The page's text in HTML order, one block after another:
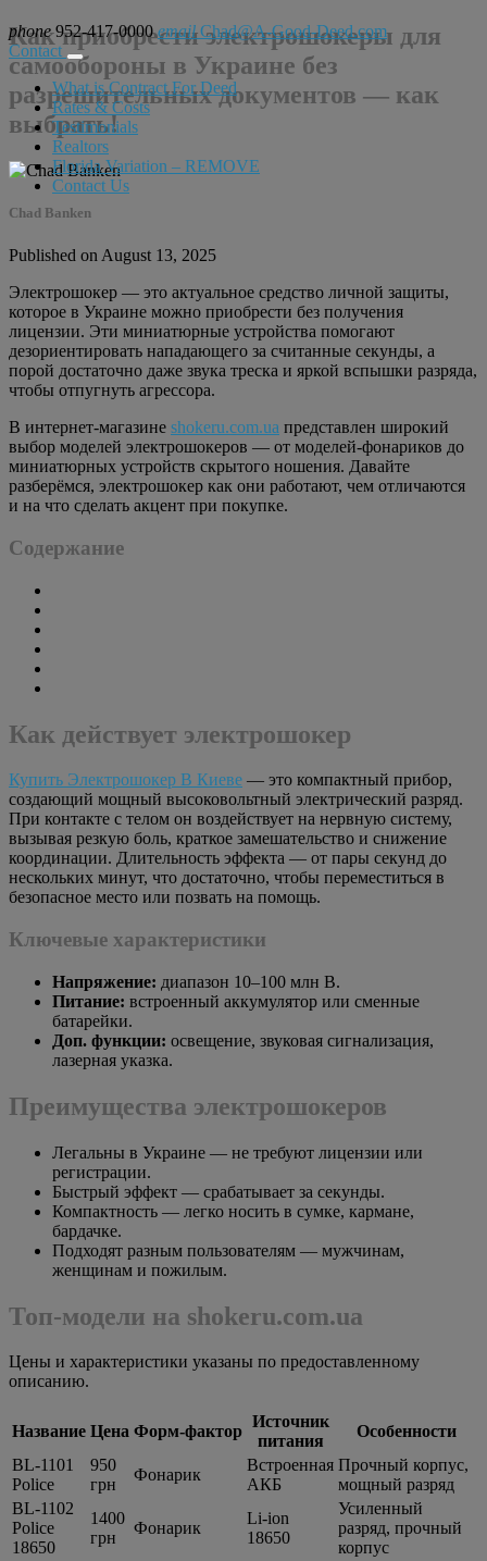
phone 952-417-0000email Chad@A-Good-Deed.com
Contact
What is Contract For Deed
Rates & Costs
Testimonials
Realtors
Florida Variation – REMOVE
Contact Us
Как приобрести электрошокеры для
самообороны в Украине без
разрешительных документов — как
выбрать!
Chad Banken
Published on August 13, 2025
Электрошокер — это актуальное средство личной защиты,
которое в Украине можно приобрести без получения
лицензии. Эти миниатюрные устройства помогают
дезориентировать нападающего за считанные секунды, а
порой достаточно даже звука треска и яркой вспышки разряда,
чтобы отпугнуть агрессора.
В интернет‑магазине shokeru.com.ua представлен широкий
выбор моделей электрошокеров — от моделей‑фонариков до
миниатюрных устройств скрытого ношения. Давайте
разберёмся, электрошокер как они работают, чем отличаются
и на что сделать акцент при покупке.
Содержание
Как действует электрошокер
Купить Электрошокер В Киеве — это компактный прибор,
создающий мощный высоковольтный электрический разряд.
При контакте с телом он воздействует на нервную систему,
вызывая резкую боль, краткое замешательство и снижение
координации. Длительность эффекта — от пары секунд до
нескольких минут, что достаточно, чтобы переместиться в
безопасное место или позвать на помощь.
Ключевые характеристики
Напряжение: диапазон 10–100 млн В.
Питание: встроенный аккумулятор или сменные
батарейки.
Доп. функции: освещение, звуковая сигнализация,
лазерная указка.
Преимущества электрошокеров
Легальны в Украине — не требуют лицензии или
регистрации.
Быстрый эффект — срабатывает за секунды.
Компактность — легко носить в сумке, кармане,
бардачке.
Подходят разным пользователям — мужчинам,
женщинам и пожилым.
Топ‑модели на shokeru.com.ua
Цены и характеристики указаны по предоставленному
описанию.
Название Цена Форм‑фактор
Источник
питания
Особенности
BL-1101
Police
950
грн
Фонарик
Встроенная
АКБ
Прочный корпус,
мощный разряд
BL-1102
Police
18650
1400
грн
Фонарик
Li‑ion
18650
Усиленный
разряд, прочный
корпус